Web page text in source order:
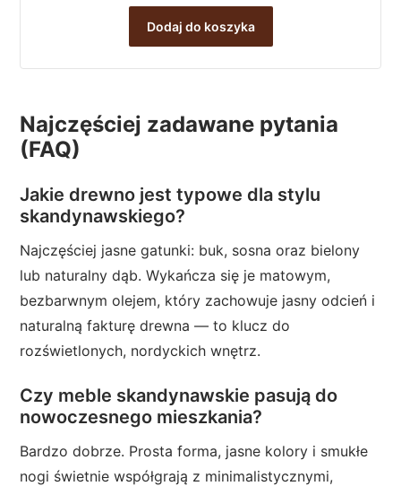
Dodaj do koszyka
Najczęściej zadawane pytania
(FAQ)
Jakie drewno jest typowe dla stylu
skandynawskiego?
Najczęściej jasne gatunki: buk, sosna oraz bielony
lub naturalny dąb. Wykańcza się je matowym,
bezbarwnym olejem, który zachowuje jasny odcień i
naturalną fakturę drewna — to klucz do
rozświetlonych, nordyckich wnętrz.
Czy meble skandynawskie pasują do
nowoczesnego mieszkania?
Bardzo dobrze. Prosta forma, jasne kolory i smukłe
nogi świetnie współgrają z minimalistycznymi,